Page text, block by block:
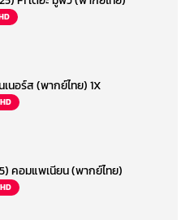
นอร์ส (พากย์ไทย) 1X
HD
คอมแพเนียน (พากย์ไทย)
HD